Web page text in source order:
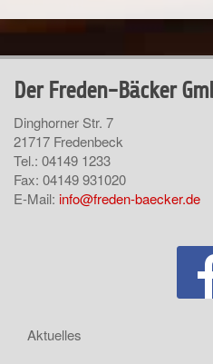
Der Freden-Bäcker
Dinghorner Str. 7
21717 Fredenbeck
Tel.: 04149 1233
Fax: 04149 931020
E-Mail: info@freden-baecker.de
Aktuelles